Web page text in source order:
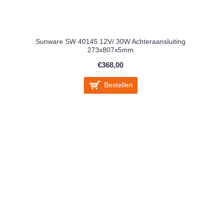
Sunware SW 40145 12V/ 30W Achteraansluiting
273x807x5mm
€368,00
Bestellen